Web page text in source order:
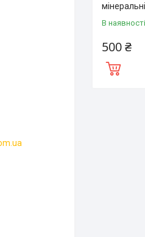
В наявності
500 ₴